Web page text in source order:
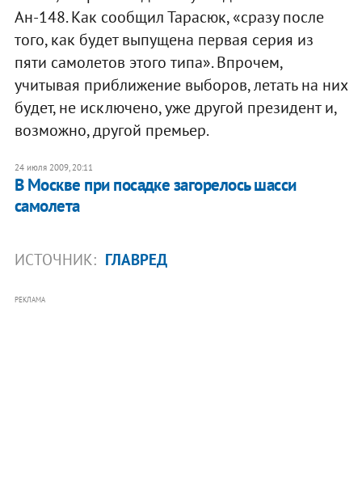
Ан-148. Как сообщил Тарасюк, «сразу после
того, как будет выпущена первая серия из
пяти самолетов этого типа». Впрочем,
учитывая приближение выборов, летать на них
будет, не исключено, уже другой президент и,
возможно, другой премьер.
24 июля 2009, 20:11
В Москве при посадке загорелось шасси
самолета
ИСТОЧНИК: ГЛАВРЕД
РЕКЛАМА